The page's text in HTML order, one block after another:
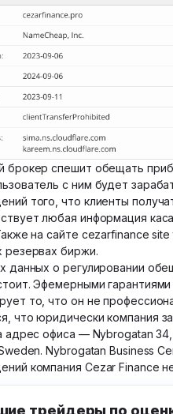
брокер спешит обещать
с ним будет
того, что клиенты
любая информация
на сайте cezarfinance
резервах биржи.
данных о регулировании
Эфемерными
то, что он не
что юридически компания
офиса — Nybrogatan 34,
Nybrogatan Business
компания Cezar Finance
трейдеры по